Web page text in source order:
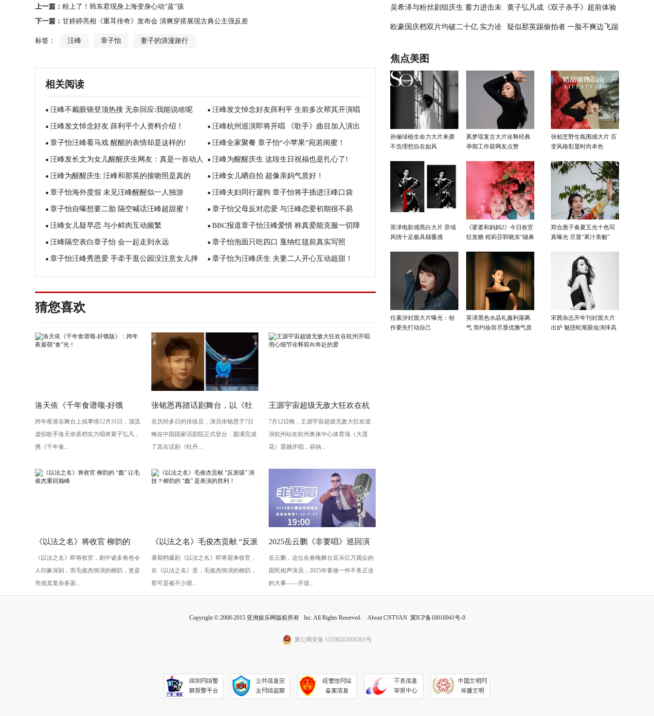
上一篇： 粉上了！韩东君现身上海变身心动“蓝”孩
下一篇： 甘婷婷亮相《重耳传奇》发布会 清爽穿搭展现古典公主强反差
标签： 汪峰 章子怡 妻子的浪漫旅行
相关阅读
● 汪峰不戴眼镜登顶热搜 无奈回应:我能说啥呢 ● 汪峰发文悼念好友薛利平 生前多次帮其开演唱
会！
● 汪峰发文悼念好友 薛利平个人资料介绍！ ● 汪峰杭州巡演即将开唱 《歌手》曲目加入演出
歌单
● 章子怡汪峰看马戏 醒醒的表情却是这样的! ● 汪峰全家聚餐 章子怡“小苹果”宛若闺蜜！
● 汪峰发长文为女儿醒醒庆生网友：真是一首动人
的长诗！
● 汪峰为醒醒庆生 这段生日祝福也是扎心了!
● 汪峰为醒醒庆生 汪峰和那英的接吻照是真的
吗？
● 汪峰女儿晒自拍 超像亲妈气质好！
● 章子怡海外度假 未见汪峰醒醒似一人独游 ● 汪峰夫妇同行遛狗 章子怡将手插进汪峰口袋
● 章子怡自曝想要二胎 隔空喊话汪峰超甜蜜！ ● 章子怡父母反对恋爱 与汪峰恋爱初期很不易
● 汪峰女儿疑早恋 与小鲜肉互动频繁 ● BBC报道章子怡汪峰爱情 称真爱能克服一切障
碍
● 汪峰隔空表白章子怡 会一起走到永远 ● 章子怡泡面只吃四口 戛纳红毯前真实写照
● 章子怡汪峰秀恩爱 手牵手逛公园没注意女儿摔
倒！
● 章子怡为汪峰庆生 夫妻二人开心互动超甜！
猜您喜欢
洛天依《千年食谱颂-好饿
版》：跨年夜最萌“食”光！
跨年夜谁在舞台上搞事情12月31日，顶流
虚拟歌手洛天依搭档实力唱将黄子弘凡，
携《千年食...
张铭恩再踏话剧舞台，以《牡
丹亭上三生路》续写古典深
情，全新演绎“柳梦梅”至情至
在历经多日的排练后，演员张铭恩于7日
晚在中国国家话剧院正式登台，圆满完成
了其在话剧《牡丹...
王源宇宙超级无敌大狂欢在杭
州开唱 用心细节诠释双向奔赴
的爱
7月12日晚，王源宇宙超级无敌大狂欢巡
演杭州站在杭州奥体中心体育场（大莲
花）震撼开唱，容纳...
《以法之名》将收官 柳韵的
“蠢” 让毛俊杰重回巅峰
《以法之名》即将收官，剧中诸多角色令
人印象深刻，而毛俊杰饰演的柳韵，更是
凭借其复杂多面...
《以法之名》毛俊杰贡献 “反派
级” 演技？柳韵的 “蠢” 是表演
的胜利！
暑期档爆剧《以法之名》即将迎来收官，
在《以法之名》里，毛俊杰饰演的柳韵，
那可是被不少观...
2025岳云鹏《非要唱》巡回演
唱会北京站：用音乐讲最朴素
的真心话
岳云鹏，这位在春晚舞台逗乐亿万观众的
国民相声演员，2025年要做一件不务正业
的大事——开巡...
年》收官在即 百何张子枫温馨约定跨年公映
吴希泽与粉丝剧组庆生 蓄力进击未
来可期
黄子弘凡成《双子杀手》超前体验
官 出席首映红毯推广电影革新
欧豪国庆档双片均破二十亿 实力诠 疑似那英踢偷拍者 一脸不爽边飞踹
焦点美图
孙俪绿植生命力大片来袭
不负理想自在如风
奚梦瑶复古大片诠释经典
孕期工作获网友点赞
张柏芝野生氛围感大片 百
变风格彰显时尚本色
英泽电影感黑白大片 异域
风情十足极具颠覆感
《婆婆和妈妈2》今日收官
狂发糖 程莉莎郭晓东“碰鼻
郑合惠子春夏五光十色写
真曝光 尽显“果汁美貌”
任素汐封面大片曝光：创
作要先打动自己
英泽黑色水晶礼服利落飒
气 简约妆容尽显优雅气质
宋茜杂志开年刊封面大片
出炉 魅惑蛇尾眼妆演绎高
Copyright © 2008-2015 亚洲娱乐网版权所有 Inc. All Rights Reserved. About CNTVAN 冀ICP备10016941号-9
冀公网安备 13108202000361号